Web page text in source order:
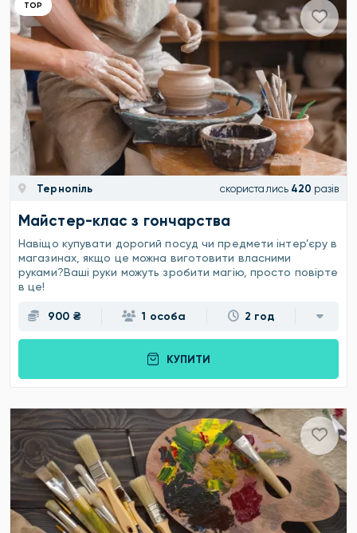
ТОР
Тернопіль скористались 420 разів
Майстер-клас з гончарства
Навіщо купувати дорогий посуд чи предмети інтер’єру в
магазинах, якщо це можна виготовити власними
руками?Ваші руки можуть зробити магію, просто повірте
в це!
900 ₴ 1 особа 2 год
КУПИТИ